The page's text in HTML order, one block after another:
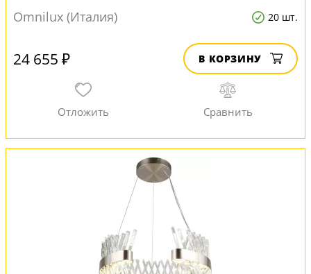
Omnilux (Италия)
20 шт.
24 655 ₽ В КОРЗИНУ